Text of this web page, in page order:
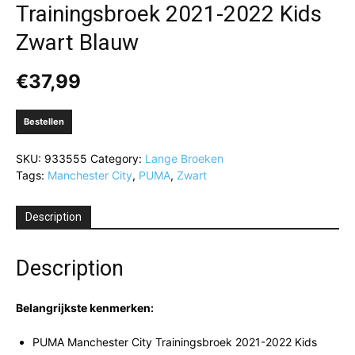
Trainingsbroek 2021-2022 Kids
Zwart Blauw
€37,99
Bestellen
SKU: 933555 Category: Lange Broeken
Tags: Manchester City, PUMA, Zwart
Description
Description
Belangrijkste kenmerken:
PUMA Manchester City Trainingsbroek 2021-2022 Kids